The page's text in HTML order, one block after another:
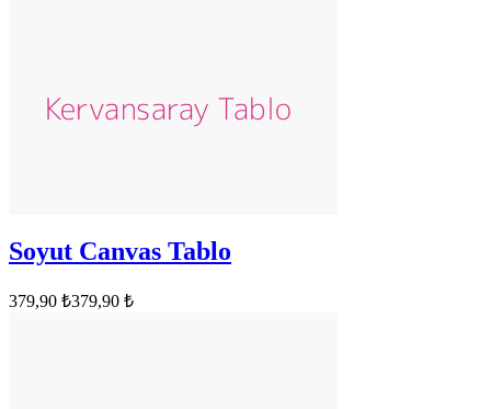
Soyut Canvas Tablo
379,90 ₺379,90 ₺